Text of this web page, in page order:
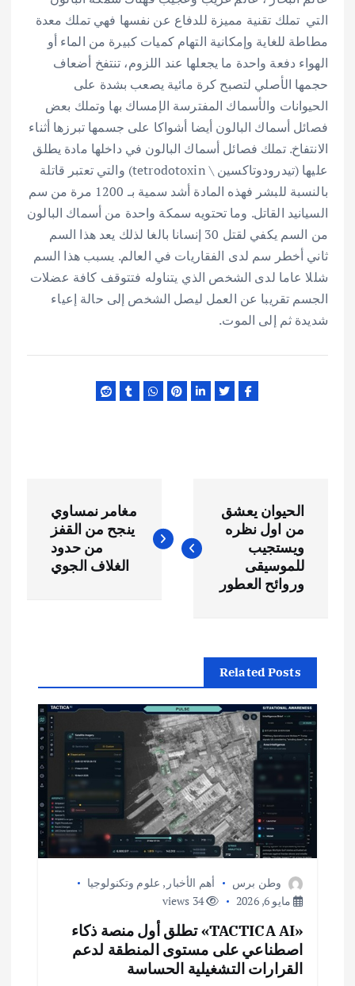
b
o
o
k
te
r
l
s
A
p
p
e
التي تملك تقنية مميزة للدفاع عن نفسها فهي تملك معدة
مطاطة للغاية وإمكانية التهام كميات كبيرة من الماء أو
الهواء دفعة واحدة ما يجعلها عند اللزوم، تنتفخ أضعاف
حجمها الأصلي لتصبح كرة مائية يصعب بشدة على
الحيوانات والأسماك المفترسة الإمساك بها وتملك بعض
فصائل أسماك البالون أيضا أشواكا على جسمها تبرزها أثناء
الانتفاخ. تملك فصائل أسماك البالون في داخلها مادة يطلق
عليها (تيدرودوتاكسين \ tetrodotoxin) والتي تعتبر قاتلة
بالنسبة للبشر فهذه المادة أشد سمية بـ 1200 مرة من سم
السيانيد القاتل. وما تحتويه سمكة واحدة من أسماك البالون
من السم يكفي لقتل 30 إنسانا بالغا لذلك يعد هذا السم
ثاني أخطر سم لدى الفقاريات في العالم. يسبب هذا السم
شللا عاما لدى الشخص الذي يتناوله فتتوقف كافة عضلات
الجسم تقريبا عن العمل ليصل الشخص إلى حالة إعياء
شديدة ثم إلى الموت.
ص
م
ق
ت
الحيوان يعشق
من اول نظره
ويستجيب
للموسيقى
وروائح العطور
مغامر نمساوي
ينجح من القفز
من حدود
الغلاف الجوي
Related Posts
وطن برس أهم الأخبار , علوم وتكنولوجيا
مايو 6, 2026
34 views
«TACTICA AI» تطلق أول منصة ذكاء
اصطناعي على مستوى المنطقة لدعم
القرارات التشغيلية الحساسة